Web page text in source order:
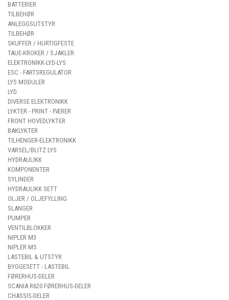
BATTERIER
TILBEHØR
ANLEGGSUTSTYR
TILBEHØR
SKUFFER / HURTIGFESTE
TAUE-KROKER / SJAKLER
ELEKTRONIKK-LYD-LYS
ESC - FARTSREGULATOR
LYS MODULER
LYD
DIVERSE ELEKTRONIKK
LYKTER - PRINT - PÆRER
FRONT HOVEDLYKTER
BAKLYKTER
TILHENGER-ELEKTRONIKK
VARSEL/BLITZ LYS
HYDRAULIKK
KOMPONENTER
SYLINDER
HYDRAULIKK SETT
OLJER / OLJEFYLLING
SLANGER
PUMPER
VENTILBLOKKER
NIPLER M3
NIPLER M5
LASTEBIL & UTSTYR
BYGGESETT - LASTEBIL
FØRERHUS-DELER
SCANIA R620 FØRERHUS-DELER
CHASSIS-DELER